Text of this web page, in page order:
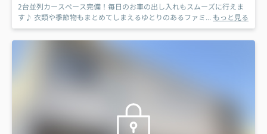
2台並列カースペース完備！毎日のお車の出し入れもスムーズに行えま
す♪ 衣類や季節物もまとめてしまえるゆとりのあるファミ... もっと見る